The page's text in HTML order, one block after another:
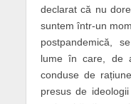
declarat că nu
suntem într-un
postpandemică,
lume în care, de
conduse de
presus de